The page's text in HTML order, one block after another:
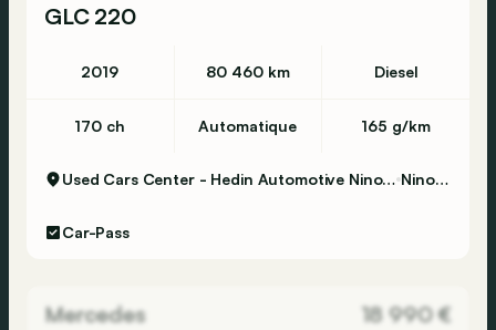
GLC 220
2019 80 460 km Diesel
170 ch Automatique 165 g/km
Used Cars Center - Hedin Automotive Ninove Ninove
Car-Pass
Mercedes
18 990 €